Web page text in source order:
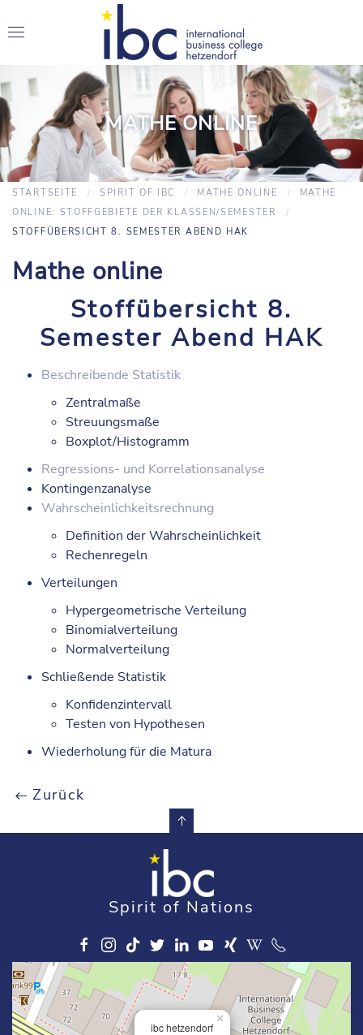
MATHE ONLINE
STARTSEITE SPIRIT OF IBC MATHE ONLINE
MATHE
ONLINE: STOFFGEBIETE DER KLASSEN/SEMESTER
STOFFÜBERSICHT 8. SEMESTER ABEND HAK
Mathe online
Stoffübersicht 8.
Semester Abend HAK
Beschreibende Statistik
Zentralmaße
Streuungsmaße
Boxplot/Histogramm
Regressions- und Korrelationsanalyse
Kontingenzanalyse
Wahrscheinlichkeitsrechnung
Definition der Wahrscheinlichkeit
Rechenregeln
Verteilungen
Hypergeometrische Verteilung
Binomialverteilung
Normalverteilung
Schließende Statistik
Konfidenzintervall
Testen von Hypothesen
Wiederholung für die Matura
Zurück
Spirit of Nations
ibc hetzendorf
×